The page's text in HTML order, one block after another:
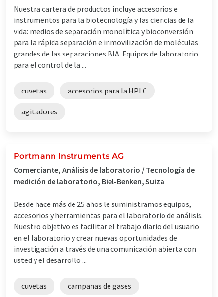
Nuestra cartera de productos incluye accesorios e
instrumentos para la biotecnología y las ciencias de la
vida: medios de separación monolítica y bioconversión
para la rápida separación e inmovilización de moléculas
grandes de las separaciones BIA. Equipos de laboratorio
para el control de la ...
cuvetas accesorios para la HPLC
agitadores
Portmann Instruments AG
Comerciante, Análisis de laboratorio / Tecnología de
medición de laboratorio, Biel-Benken, Suiza
Desde hace más de 25 años le suministramos equipos,
accesorios y herramientas para el laboratorio de análisis.
Nuestro objetivo es facilitar el trabajo diario del usuario
en el laboratorio y crear nuevas oportunidades de
investigación a través de una comunicación abierta con
usted y el desarrollo ...
cuvetas campanas de gases